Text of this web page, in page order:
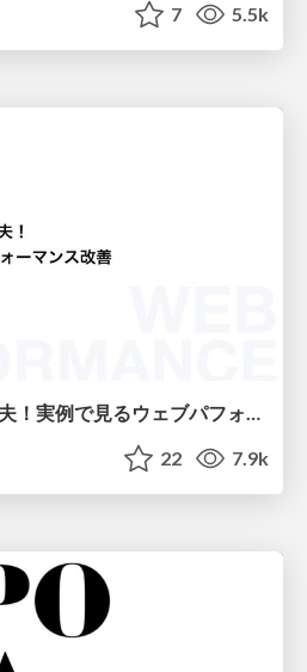
7 5.5k
WordPress でも大丈夫！実例で見るウェブパフォーマンス改善
22 7.9k